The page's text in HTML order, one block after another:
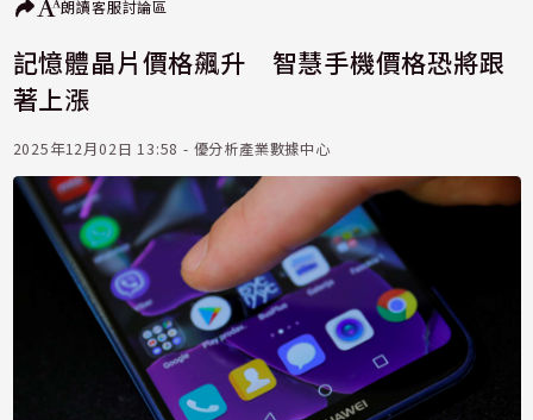
朗讀客服討論區
記憶體晶片價格飆升 智慧手機價格恐將跟
著上漲
2025年12月02日 13:58 - 優分析產業數據中心